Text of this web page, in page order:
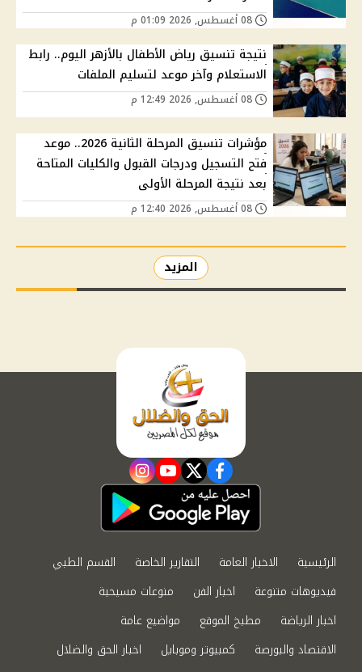
نتيجة تنسيق رياض الأطفال بالأزهر اليوم.. رابط
الاستعلام وآخر موعد لتسليم الملفات
مؤشرات تنسيق المرحلة الثانية 2026.. موعد
فتح التسجيل ودرجات القبول والكليات المتاحة
بعد نتيجة المرحلة الأولى
المزيد
facebook
twitter
youtube
instagram
الرئيسية الاخبار العامة التقارير الخاصة
القسم الطبي
فيديوهات متنوعة
اخبار الفن
منوعات مسيحية
اخبار الرياضة
مطبخ الموقع
مواضيع عامة
الاقتصاد والبورصة
كمبيوتر وموبايل
اخبار الحق والضلال